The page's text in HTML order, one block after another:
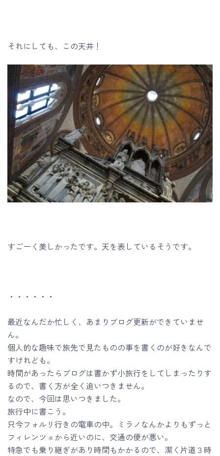
それにしても、この天井！
すごーく美しかったです。天を表しているそうです。
・・・・・・
最近なんだか忙しく、あまりブログ更新ができていませ
ん。
個人的な趣味で旅先で見たものの事を書くのが好きなんで
すけれども。
時間があったらブログは書かず小旅行をしてしまったりす
るので、書く方が全く追いつきません。
なので、今回は思いつきました。
旅行中に書こう。
只今フォルリ行きの電車の中。ミラノなんかよりもずっと
フィレンツェから近いのに、交通の便が悪い。
特急でも乗り継ぎがあり時間もかかるので、潔く片道３時